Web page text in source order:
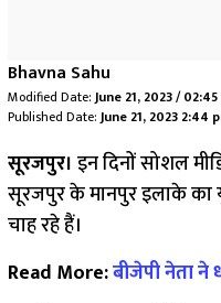
Bhavna Sahu
Modified Date:June 21, 2023 /
Published Date:June 21, 2023 2:44
सूरजपुर। इन दिनों सोशल
सूरजपुर के मानपुर इलाके
चाह रहे हैं।
Read More:बीजेपी नेता ने